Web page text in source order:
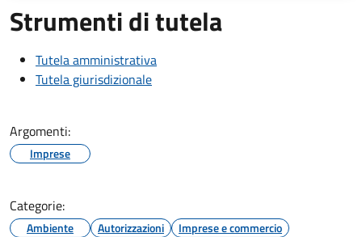
Strumenti di tutela
Tutela amministrativa
Tutela giurisdizionale
Argomenti:
Imprese
Categorie:
Ambiente Autorizzazioni Imprese e commercio